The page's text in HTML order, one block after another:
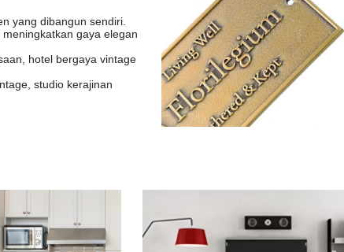
yang dibangun sendiri.
gaya elegan
hotel bergaya vintage
studio kerajinan